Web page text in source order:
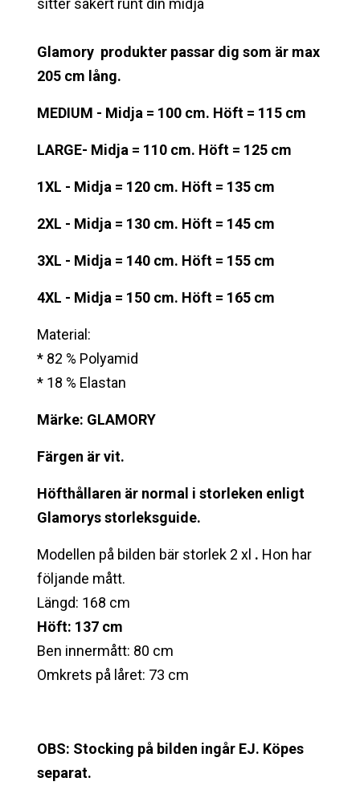
sitter säkert runt din midja
Glamory produkter passar dig som är max
205 cm lång.
MEDIUM - Midja = 100 cm. Höft = 115 cm
LARGE- Midja = 110 cm. Höft = 125 cm
1XL - Midja = 120 cm. Höft = 135 cm
2XL - Midja = 130 cm. Höft = 145 cm
3XL - Midja = 140 cm. Höft = 155 cm
4XL - Midja = 150 cm. Höft = 165 cm
Material:
* 82 % Polyamid
* 18 % Elastan
Märke: GLAMORY
Färgen är vit.
Höfthållaren är normal i storleken enligt
Glamorys storleksguide.
Modellen på bilden bär storlek 2 xl . Hon har
följande mått.
Längd: 168 cm
Höft: 137 cm
Ben innermått: 80 cm
Omkrets på låret: 73 cm
OBS: Stocking på bilden ingår EJ. Köpes
separat.